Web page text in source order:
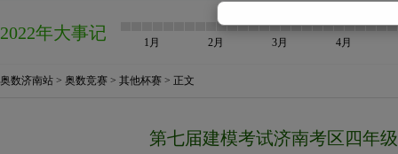
2022年大事记 1月 2月 3月 4月
奥数济南站 > 奥数竞赛 > 其他杯赛 > 正文
第七届建模考试济南考区四年